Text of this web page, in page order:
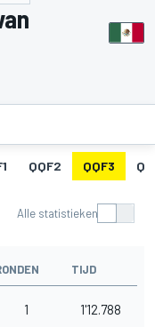
QQF2 QQF3
Alle statistieken
TIJD
1 1'12.788